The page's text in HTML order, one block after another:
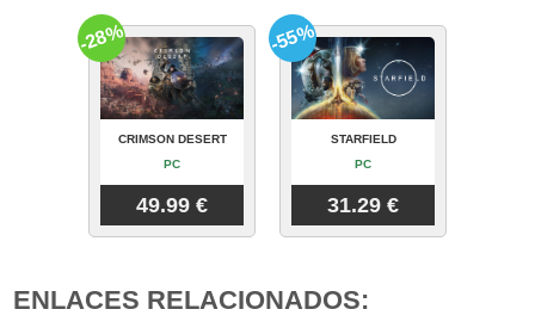
CRIMSON DESERT
PC
49.99 €
-28%
STARFIELD
PC
31.29 €
-55%
ENLACES RELACIONADOS: